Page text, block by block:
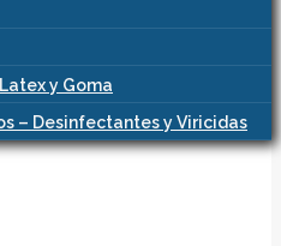
y Goma
– Desinfectantes y Viricidas